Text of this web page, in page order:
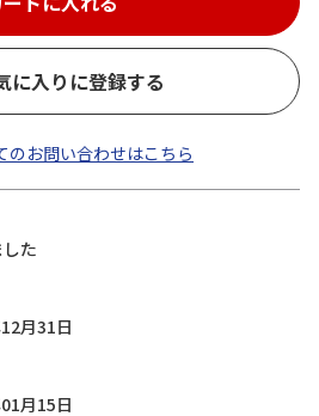
に入りに登録する
のお問い合わせはこちら
た
月31日
月15日